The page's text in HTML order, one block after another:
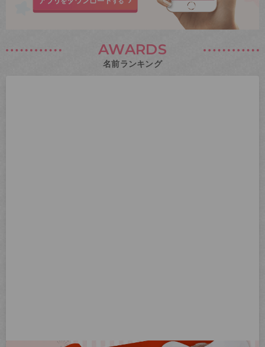
AWARDS
名前ランキング